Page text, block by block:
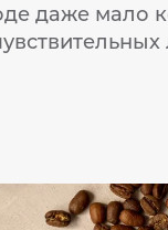
даже мало